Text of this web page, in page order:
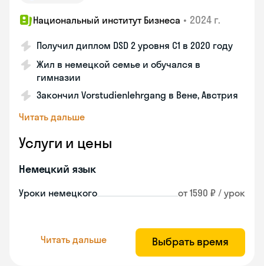
Национальный институт Бизнеса • 2024 г.
Получил диплом DSD 2 уровня С1 в 2020 году
Жил в немецкой семье и обучался в
гимназии
Закончил Vorstudienlehrgang в Вене, Австрия
Читать дальше
Услуги и цены
Немецкий язык
Уроки немецкого от 1590 ₽ / урок
Читать дальше Выбрать время